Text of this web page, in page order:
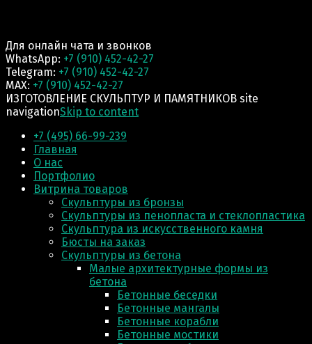
Для онлайн чата и звонков
WhatsApp: +7 (910) 452-42-27
Telegram: +7 (910) 452-42-27
MAX: +7 (910) 452-42-27
ИЗГОТОВЛЕНИЕ СКУЛЬПТУР И ПАМЯТНИКОВ site
navigationSkip to content
+7 (495) 66-99-239
Главная
О нас
Портфолио
Витрина товаров
Скульптуры из бронзы
Скульптуры из пенопласта и стеклопластика
Скульптура из искусственного камня
Бюсты на заказ
Скульптуры из бетона
Малые архитектурные формы из
бетона
Бетонные беседки
Бетонные мангалы
Бетонные корабли
Бетонные мостики